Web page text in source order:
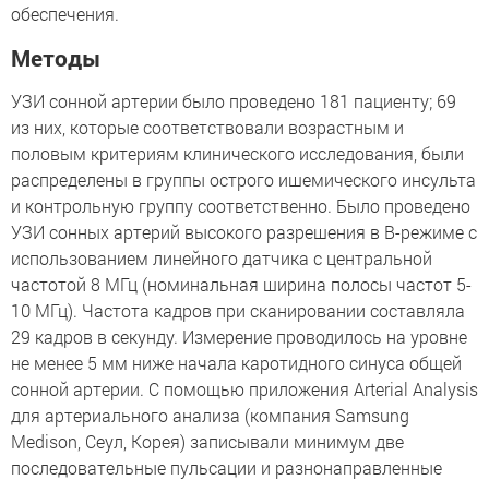
обеспечения.
Методы
УЗИ сонной артерии было проведено 181 пациенту; 69
из них, которые соответствовали возрастным и
половым критериям клинического исследования, были
распределены в группы острого ишемического инсульта
и контрольную группу соответственно. Было проведено
УЗИ сонных артерий высокого разрешения в В-режиме с
использованием линейного датчика с центральной
частотой 8 МГц (номинальная ширина полосы частот 5-
10 МГц). Частота кадров при сканировании составляла
29 кадров в секунду. Измерение проводилось на уровне
не менее 5 мм ниже начала каротидного синуса общей
сонной артерии. С помощью приложения Arterial Analysis
для артериального анализа (компания Samsung
Medison, Сеул, Корея) записывали минимум две
последовательные пульсации и разнонаправленные